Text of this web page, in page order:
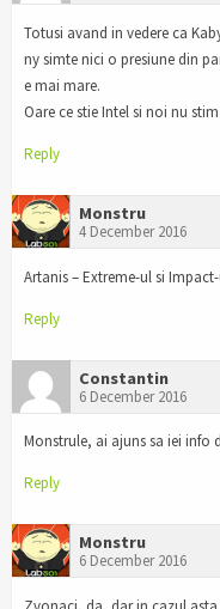
Totusi avand in vedere ca
ny simte nici o presiune din
e mai mare.
Oare ce stie Intel si noi nu
Reply
Monstru
4 December 2016
Artanis – Extreme-ul si
Reply
Constantin
6 December 2016
Monstrule, ai ajuns sa iei
Reply
Monstru
6 December 2016